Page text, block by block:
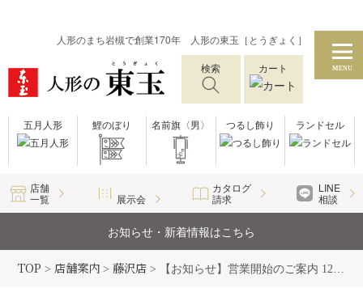
人形のまち岩槻で創業170年 人形の東玉［とうぎょく］
検索 カート MENU
五月人形 鯉のぼり 名前旗〈男〉 つるし飾り ランドセル
店舗
一覧
展示会
カタログ
請求
LINE
相談
お知らせ・新着情報はこちら
TOP > 店舗案内 >藤沢店 > 【お知らせ】営業開始のご案内 12月1日から販売開始します